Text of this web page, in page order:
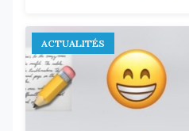
ACTUALITÉS